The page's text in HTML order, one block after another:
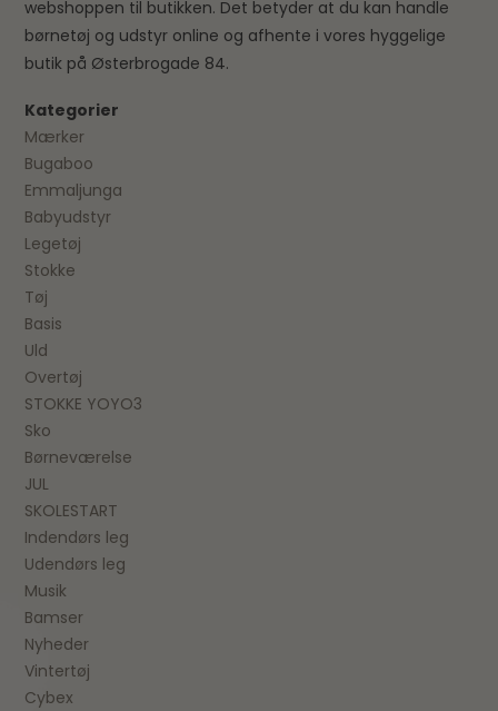
webshoppen til butikken. Det betyder at du kan handle
børnetøj og udstyr online og afhente i vores hyggelige
butik på Østerbrogade 84.
Kategorier
Mærker
Bugaboo
Emmaljunga
Babyudstyr
Legetøj
Stokke
Tøj
Basis
Uld
Overtøj
STOKKE YOYO3
Sko
Børneværelse
JUL
SKOLESTART
Indendørs leg
Udendørs leg
Musik
Bamser
Nyheder
Vintertøj
Cybex